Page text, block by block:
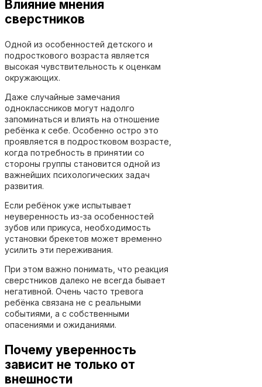
Влияние мнения
сверстников
Одной из особенностей детского и
подросткового возраста является
высокая чувствительность к оценкам
окружающих.
Даже случайные замечания
одноклассников могут надолго
запоминаться и влиять на отношение
ребёнка к себе. Особенно остро это
проявляется в подростковом возрасте,
когда потребность в принятии со
стороны группы становится одной из
важнейших психологических задач
развития.
Если ребёнок уже испытывает
неуверенность из-за особенностей
зубов или прикуса, необходимость
установки брекетов может временно
усилить эти переживания.
При этом важно понимать, что реакция
сверстников далеко не всегда бывает
негативной. Очень часто тревога
ребёнка связана не с реальными
событиями, а с собственными
опасениями и ожиданиями.
Почему уверенность
зависит не только от
внешности